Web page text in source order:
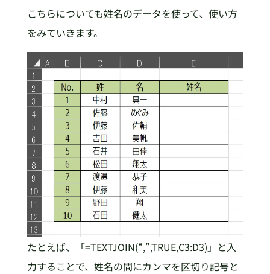
こちらについても姓名のデータを使って、使い方
をみていきます。
たとえば、「=TEXTJOIN(“,”,TRUE,C3:D3)」と入
力することで、姓名の間にカンマを区切り記号と